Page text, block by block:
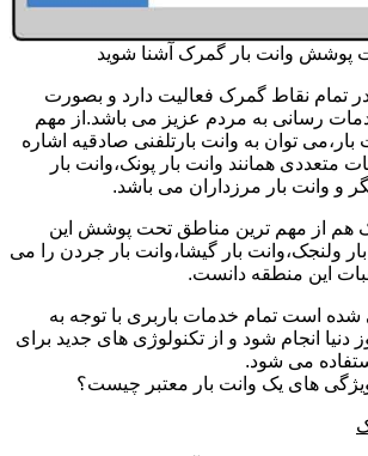
پوشش وانت بار گمرک آشنا شوید
تمام نقاط گمرک فعالیت دارد و بصورت
رسانی به مردم عزیز می باشد.از مهم
توان به وانت بارتلفنی صادقیه اشاره
متعددی همانند وانت بار پونک،وانت بار
و وانت بار مرزداران می باشد.
هم از مهم ترین مناطق تحت پوشش این
ولنجک،وانت بار گیشا،وانت بار جردن را می
این منطقه دانست.
شده است تمام خدمات باربری با توجه به
دنیا انجام شود و از تکنولوژی های جدید برای
می شود.
های یک وانت بار معتبر چیست؟